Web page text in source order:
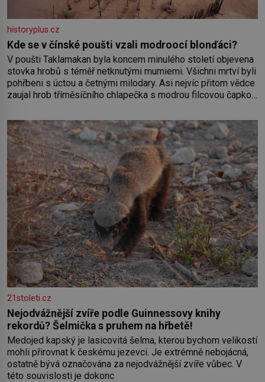
historyplus.cz
Kde se v čínské poušti vzali modroocí blonďáci?
V poušti Taklamakan byla koncem minulého století objevena
stovka hrobů s téměř netknutými mumiemi. Všichni mrtví byli
pohřbeni s úctou a četnými milodary. Asi nejvíc přitom vědce
zaujal hrob tříměsíčního chlapečka s modrou filcovou čapkou,
nesmírně dobře zachovalá, přičítají odborníci zdejším
klimatickým podmínkám. Sucho, prosolené písky a extrémně
21stoleti.cz
Nejodvážnější zvíře podle Guinnessovy knihy
rekordů? Šelmička s pruhem na hřbetě!
Medojed kapský je lasicovitá šelma, kterou bychom velikostí
mohli přirovnat k českému jezevci. Je extrémně nebojácná,
ostatně bývá označována za nejodvážnější zvíře vůbec. V
této souvislosti je dokonc